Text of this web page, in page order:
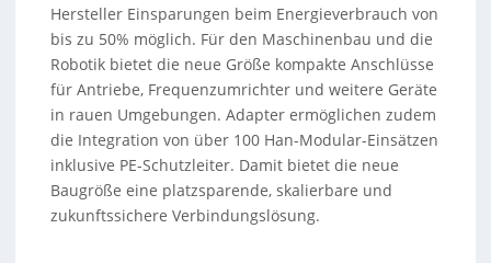
Hersteller Einsparungen beim Energieverbrauch von
bis zu 50% möglich. Für den Maschinenbau und die
Robotik bietet die neue Größe kompakte Anschlüsse
für Antriebe, Frequenzumrichter und weitere Geräte
in rauen Umgebungen. Adapter ermöglichen zudem
die Integration von über 100 Han-Modular-Einsätzen
inklusive PE-Schutzleiter. Damit bietet die neue
Baugröße eine platzsparende, skalierbare und
zukunftssichere Verbindungslösung.